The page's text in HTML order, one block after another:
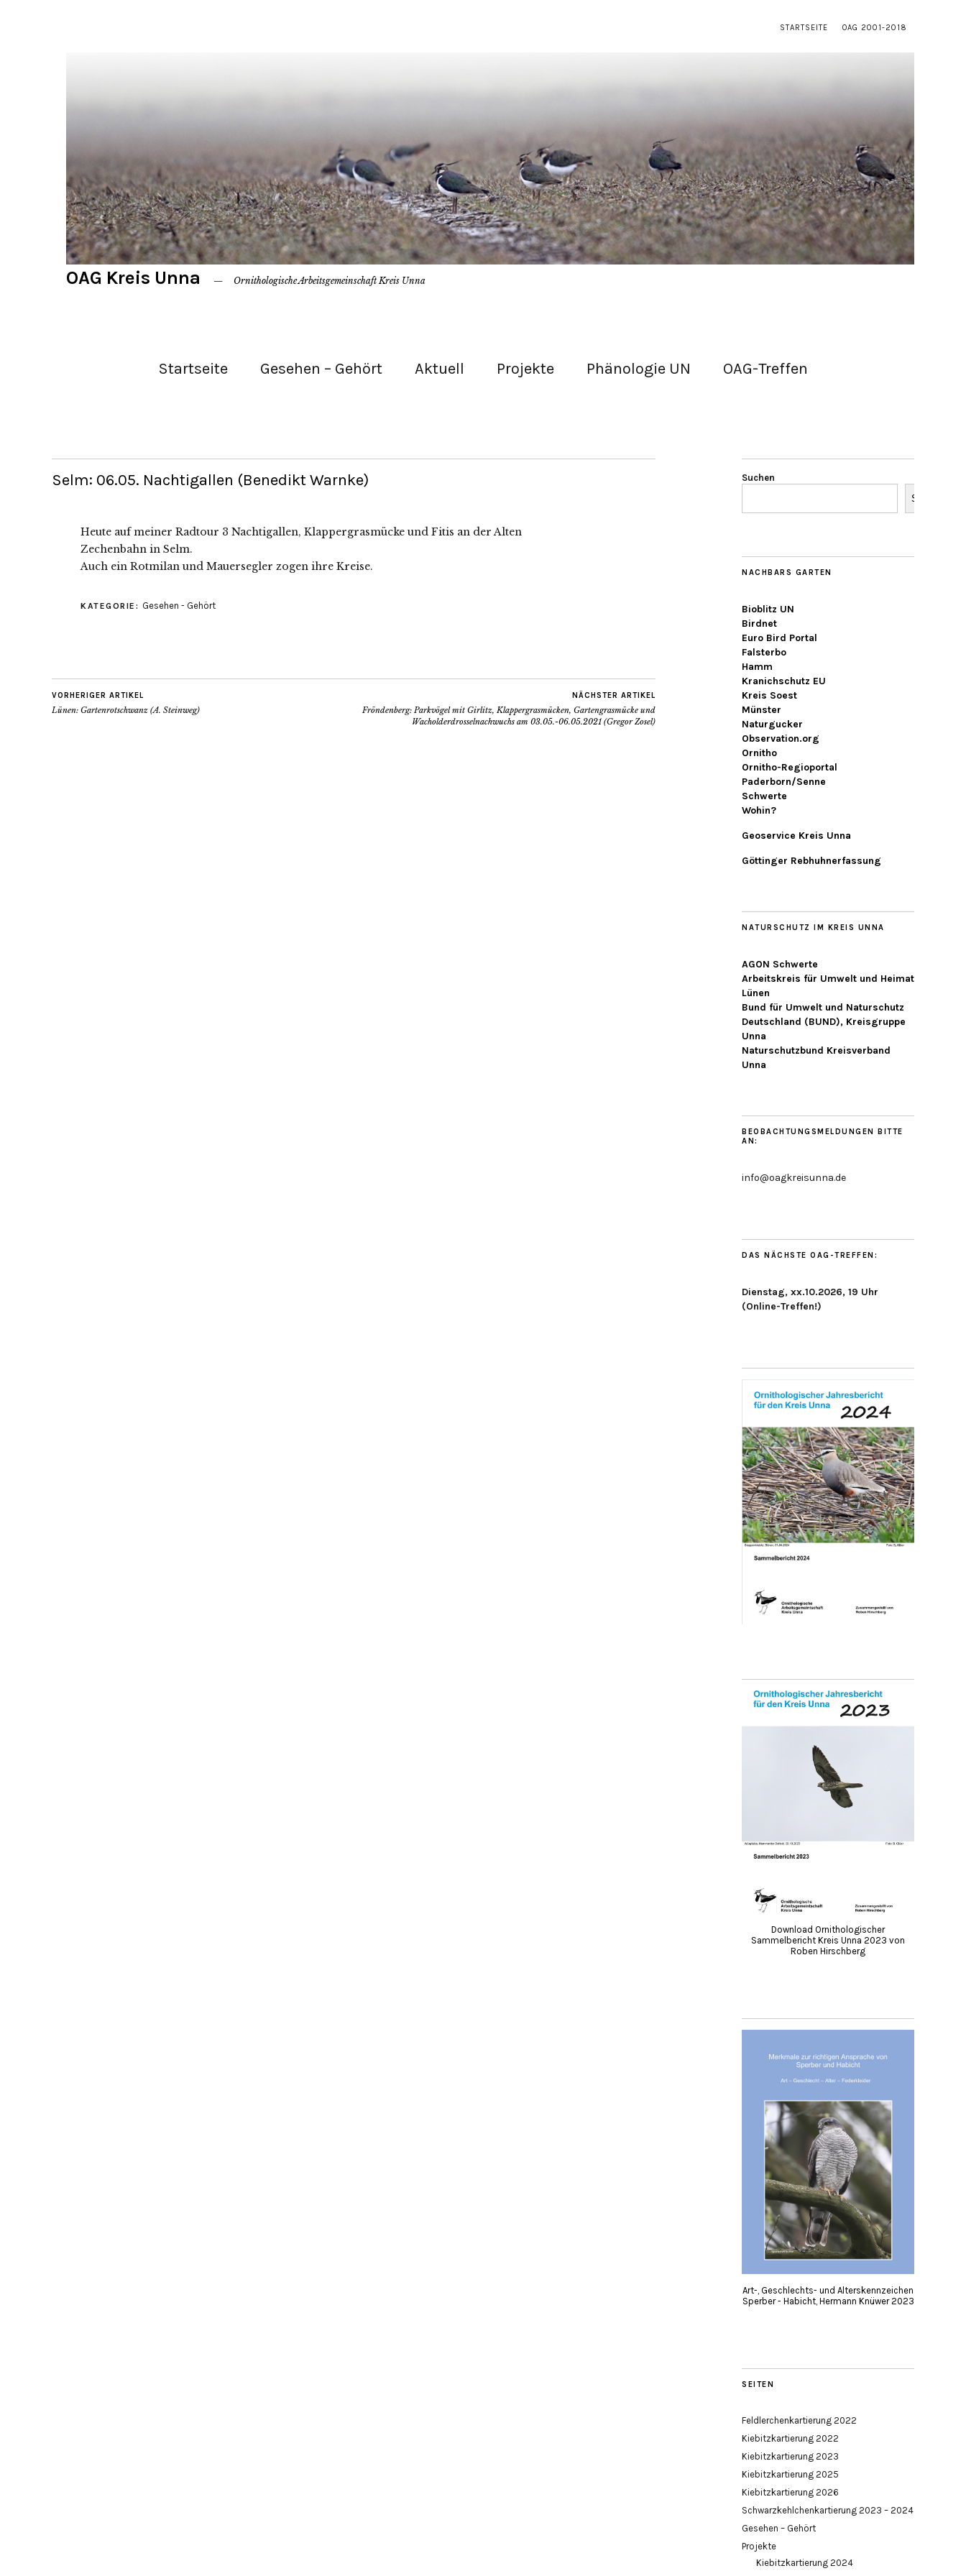
STARTSEITE OAG 2001-2018
OAG Kreis Unna Ornithologische Arbeitsgemeinschaft Kreis Unna
Startseite Gesehen – Gehört Aktuell Projekte Phänologie UN OAG-Treffen
Selm: 06.05. Nachtigallen (Benedikt Warnke)
Heute auf meiner Radtour 3 Nachtigallen, Klappergrasmücke und Fitis an der Alten
Zechenbahn in Selm.
Auch ein Rotmilan und Mauersegler zogen ihre Kreise.
KATEGORIE: Gesehen - Gehört
VORHERIGER ARTIKEL
Lünen: Gartenrotschwanz (A. Steinweg)
NÄCHSTER ARTIKEL
Fröndenberg: Parkvögel mit Girlitz, Klappergrasmücken, Gartengrasmücke und
Wacholderdrosselnachwuchs am 03.05.-06.05.2021 (Gregor Zosel)
Suchen
Suchen
NACHBARS GARTEN
Bioblitz UN
Birdnet
Euro Bird Portal
Falsterbo
Hamm
Kranichschutz EU
Kreis Soest
Münster
Naturgucker
Observation.org
Ornitho
Ornitho-Regioportal
Paderborn/Senne
Schwerte
Wohin?
Geoservice Kreis Unna
Göttinger Rebhuhnerfassung
NATURSCHUTZ IM KREIS UNNA
AGON Schwerte
Arbeitskreis für Umwelt und Heimat
Lünen
Bund für Umwelt und Naturschutz
Deutschland (BUND), Kreisgruppe
Unna
Naturschutzbund Kreisverband
Unna
BEOBACHTUNGSMELDUNGEN BITTE
AN:
info@oagkreisunna.de
DAS NÄCHSTE OAG-TREFFEN:
Dienstag, xx.10.2026, 19 Uhr
(Online-Treffen!)
Download Ornithologischer
Sammelbericht Kreis Unna 2023 von
Roben Hirschberg
Art-, Geschlechts- und Alterskennzeichen
Sperber - Habicht, Hermann Knüwer 2023
SEITEN
Feldlerchenkartierung 2022
Kiebitzkartierung 2022
Kiebitzkartierung 2023
Kiebitzkartierung 2025
Kiebitzkartierung 2026
Schwarzkehlchenkartierung 2023 – 2024
Gesehen – Gehört
Projekte
Kiebitzkartierung 2024